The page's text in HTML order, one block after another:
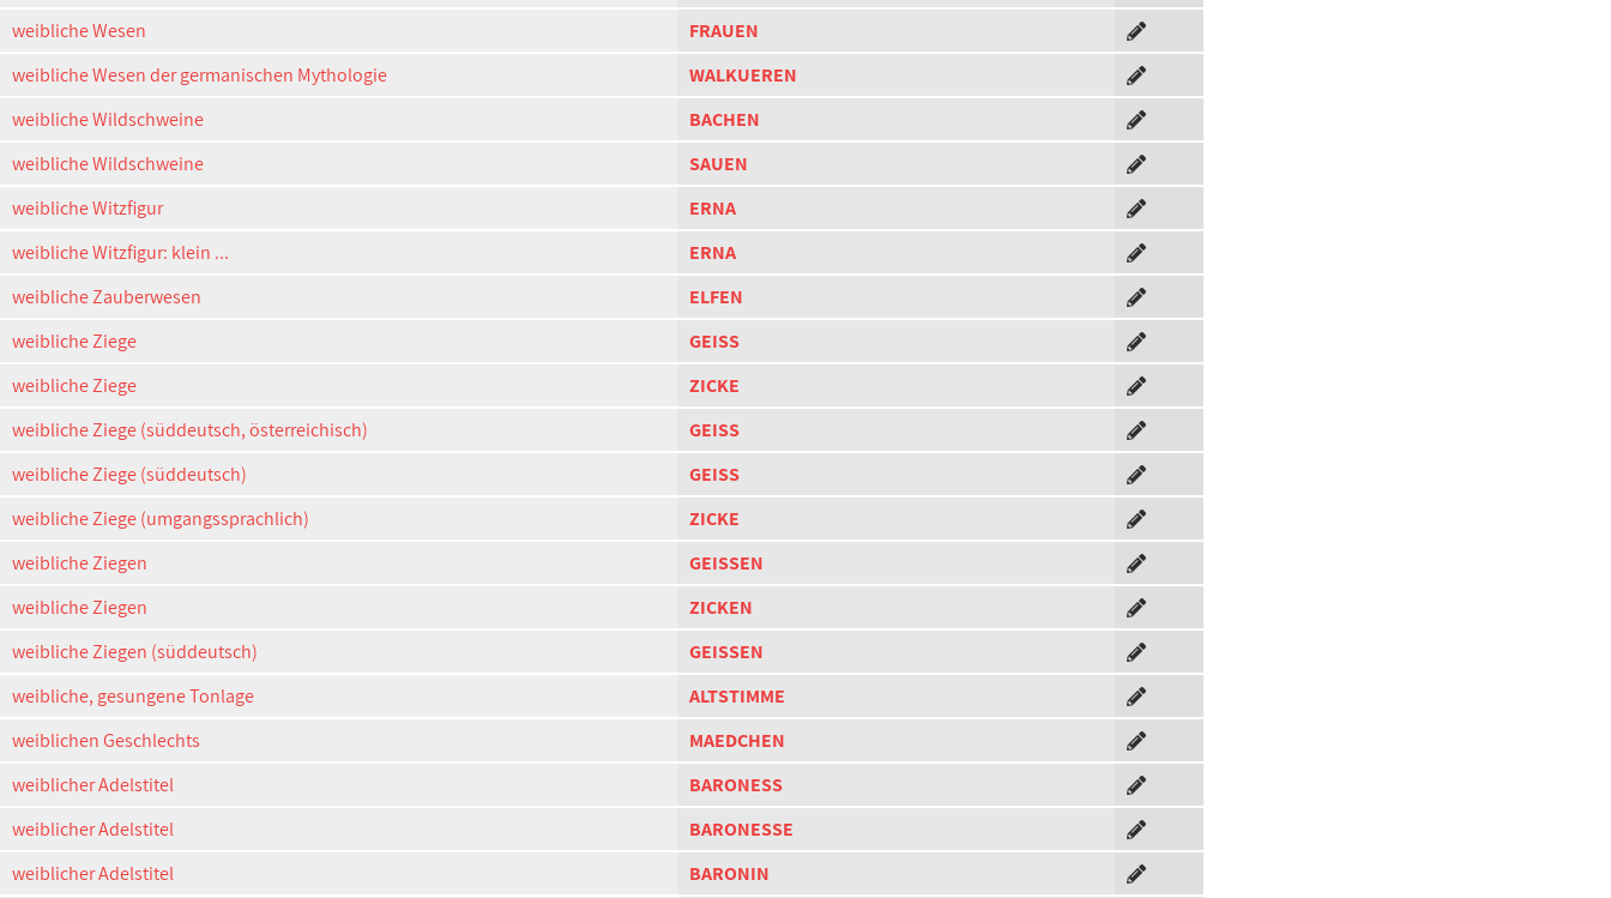
weibliche Wesen
FRAUEN
weibliche Wesen der germanischen Mythologie
WALKUEREN
weibliche Wildschweine
BACHEN
weibliche Wildschweine
SAUEN
weibliche Witzfigur
ERNA
weibliche Witzfigur: klein ...
ERNA
weibliche Zauberwesen
ELFEN
weibliche Ziege
GEISS
weibliche Ziege
ZICKE
weibliche Ziege (süddeutsch, österreichisch)
GEISS
weibliche Ziege (süddeutsch)
GEISS
weibliche Ziege (umgangssprachlich)
ZICKE
weibliche Ziegen
GEISSEN
weibliche Ziegen
ZICKEN
weibliche Ziegen (süddeutsch)
GEISSEN
weibliche, gesungene Tonlage
ALTSTIMME
weiblichen Geschlechts
MAEDCHEN
weiblicher Adelstitel
BARONESS
weiblicher Adelstitel
BARONESSE
weiblicher Adelstitel
BARONIN